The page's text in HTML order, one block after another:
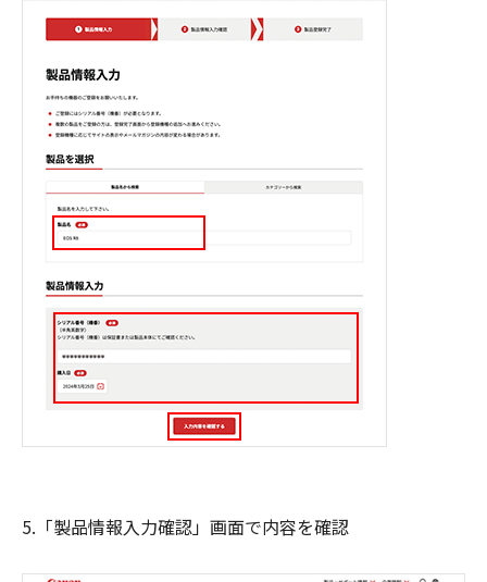
5.「製品情報入力確認」画面で内容を確認